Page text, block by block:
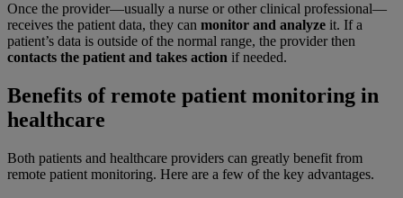
Once the provider—usually a nurse or other clinical professional—
receives the patient data, they can monitor and analyze it. If a
patient’s data is outside of the normal range, the provider then
contacts the patient and takes action if needed.
Benefits of remote patient monitoring in
healthcare
Both patients and healthcare providers can greatly benefit from
remote patient monitoring. Here are a few of the key advantages.